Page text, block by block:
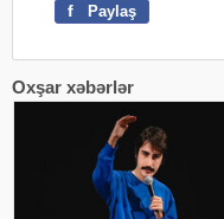
f Paylaş
Oxşar xəbərlər